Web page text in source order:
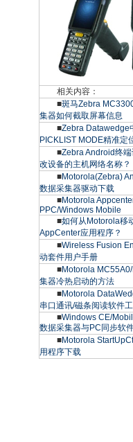
相关内容：
■斑马Zebra
集器如何截取屏幕信息
■Zebra Datawedge
PICKLIST MODE精准定
■Zebra Android终
改设备的主机网络名称？
■Motorola(Zebra)
数据采集器驱动下载
■Motorola
PPC/Windows Mobile
■如何从Motorola移
AppCenter应用程序？
■Wireless Fusion
动套件用户手册
■Motorola
集器冷热启动的方法
■Motorola
串口通讯/磁条阅读软件
■Windows CE/
数据采集器与PC同步软
■Motorola
用程序下载